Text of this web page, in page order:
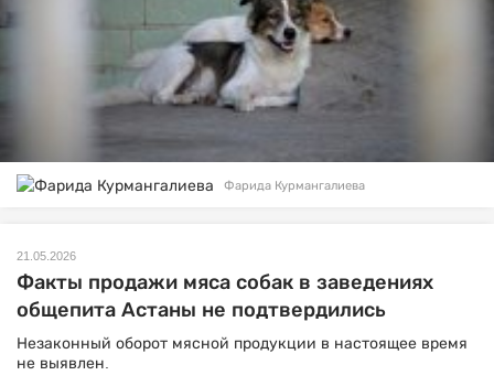
Фарида Курмангалиева
21.05.2026
Факты продажи мяса собак в заведениях
общепита Астаны не подтвердились
Незаконный оборот мясной продукции в настоящее время
не выявлен.